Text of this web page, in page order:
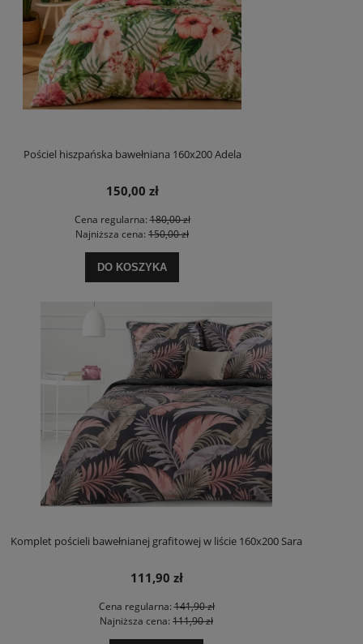
Pościel hiszpańska bawełniana 160x200 Adela
150,00 zł
Cena regularna:180,00 zł
Najniższa cena: 150,00 zł
DO KOSZYKA
Komplet pościeli bawełnianej grafitowej w liście 160x200 Sara
111,90 zł
Cena regularna:141,90 zł
Najniższa cena: 111,90 zł